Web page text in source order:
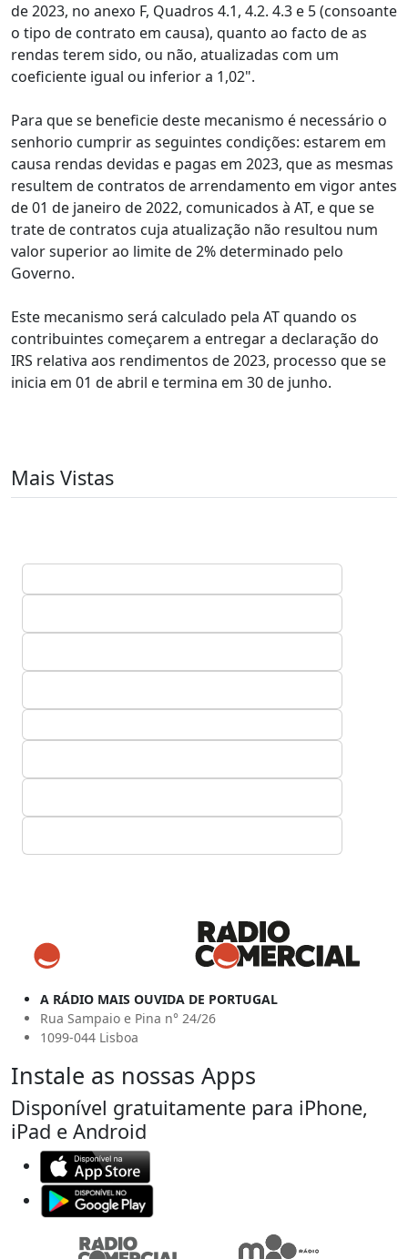
de 2023, no anexo F, Quadros 4.1, 4.2. 4.3 e 5 (consoante
o tipo de contrato em causa), quanto ao facto de as
rendas terem sido, ou não, atualizadas com um
coeficiente igual ou inferior a 1,02".
Para que se beneficie deste mecanismo é necessário o
senhorio cumprir as seguintes condições: estarem em
causa rendas devidas e pagas em 2023, que as mesmas
resultem de contratos de arrendamento em vigor antes
de 01 de janeiro de 2022, comunicados à AT, e que se
trate de contratos cuja atualização não resultou num
valor superior ao limite de 2% determinado pelo
Governo.
Este mecanismo será calculado pela AT quando os
contribuintes começarem a entregar a declaração do
IRS relativa aos rendimentos de 2023, processo que se
inicia em 01 de abril e termina em 30 de junho.
Mais Vistas
A RÁDIO MAIS OUVIDA DE PORTUGAL
Rua Sampaio e Pina n° 24/26
1099-044 Lisboa
Instale as nossas Apps
Disponível gratuitamente para iPhone,
iPad e Android